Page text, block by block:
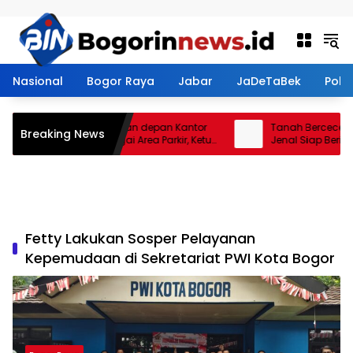
Nasional Bogor Raya Jabar JaDeTaBek
Breaking News
Restoran Aroem Jadikan depan Kantor
PWI Kota Bogor Sebagai Area Parkir, Ketua
PWI Dilarang Parkir
Tanah
Jenal Siap Beri
Kontraktor
Fetty Lakukan Sosper Pelayanan
Kepemudaan di Sekretariat PWI Kota Bogor